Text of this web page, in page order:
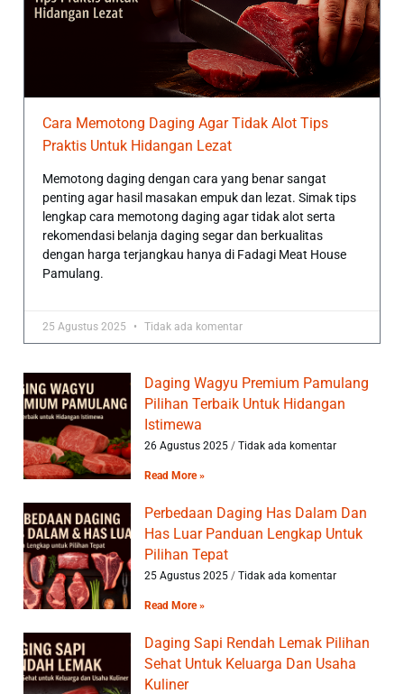
Cara Memotong Daging Agar Tidak Alot Tips
Praktis Untuk Hidangan Lezat
Memotong daging dengan cara yang benar sangat
penting agar hasil masakan empuk dan lezat. Simak tips
lengkap cara memotong daging agar tidak alot serta
rekomendasi belanja daging segar dan berkualitas
dengan harga terjangkau hanya di Fadagi Meat House
Pamulang.
25 Agustus 2025 Tidak ada komentar
Daging Wagyu Premium Pamulang
Pilihan Terbaik Untuk Hidangan
Istimewa
26 Agustus 2025 Tidak ada komentar
Read More »
Perbedaan Daging Has Dalam Dan
Has Luar Panduan Lengkap Untuk
Pilihan Tepat
25 Agustus 2025 Tidak ada komentar
Read More »
Daging Sapi Rendah Lemak Pilihan
Sehat Untuk Keluarga Dan Usaha
Kuliner